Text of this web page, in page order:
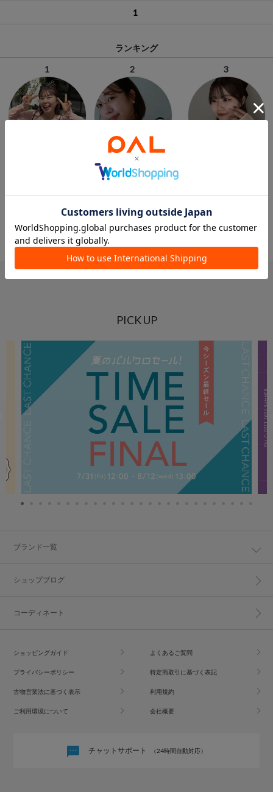
1
ランキング
1 2
本部
3
PICK UP
ブランド一覧
ショップブログ
コーディネート
ショッピングガイド よくあるご質問
プライバシーポリシー 特定商取引に基づく表記
古物営業法に基づく表示 利用規約
ご利用環境について 会社概要
チャットサポート （24時間自動対応）